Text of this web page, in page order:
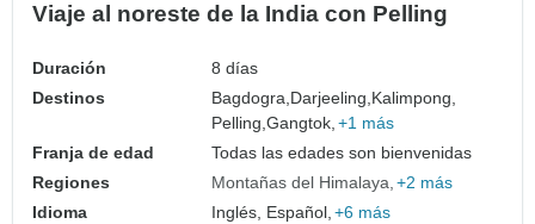
Viaje al noreste de la India con Pelling
Duración
8 días
Destinos
Bagdogra, Darjeeling, Kalimpong,
Pelling,Gangtok, +1 más
Franja de edad
Todas las edades son bienvenidas
Regiones
Montañas del Himalaya +2 más
Idioma
Inglés, Español, +6 más